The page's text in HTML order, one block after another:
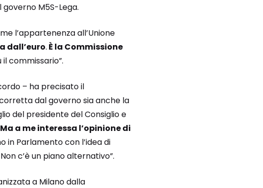
M5S-Lega.
l’appartenenza all’Unione
dall’euro. È la Commissione
commissario”.
– ha precisato il
dal governo sia anche la
del presidente del Consiglio e
Ma a me interessa l’opinione di
in Parlamento con l’idea di
Non c’è un piano alternativo”.
a Milano dalla